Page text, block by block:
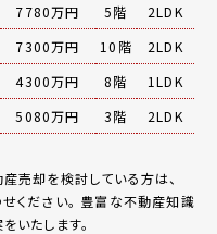
7780万円 5階
2LDK
7300万円 10階
2LDK
4300万円 8階
1LDK
5080万円 3階 2LDK
売却を検討している方は、
ください。 豊富な不動産知識
いたします。